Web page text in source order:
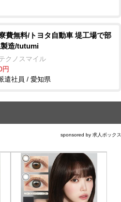
費無料/トヨタ自動車 堤工場で部
造/tutumi
クノスマイル
円
遣社員 / 愛知県
sponsored by 求人ボックス